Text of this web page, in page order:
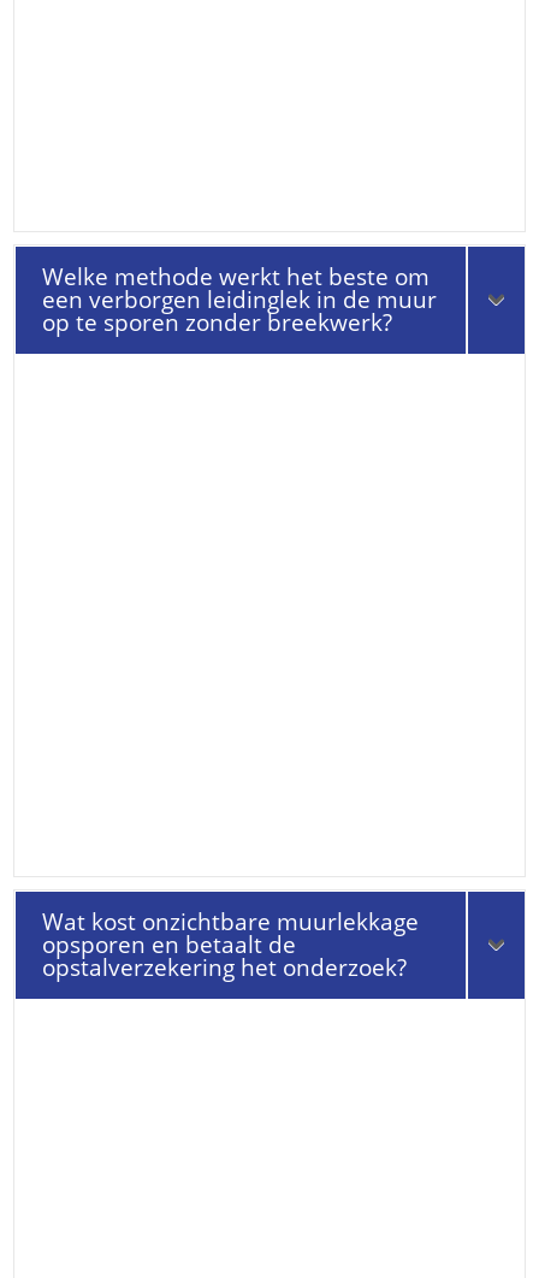
Welke methode werkt het beste om
een verborgen leidinglek in de muur
op te sporen zonder breekwerk?
Wat kost onzichtbare muurlekkage
opsporen en betaalt de
opstalverzekering het onderzoek?